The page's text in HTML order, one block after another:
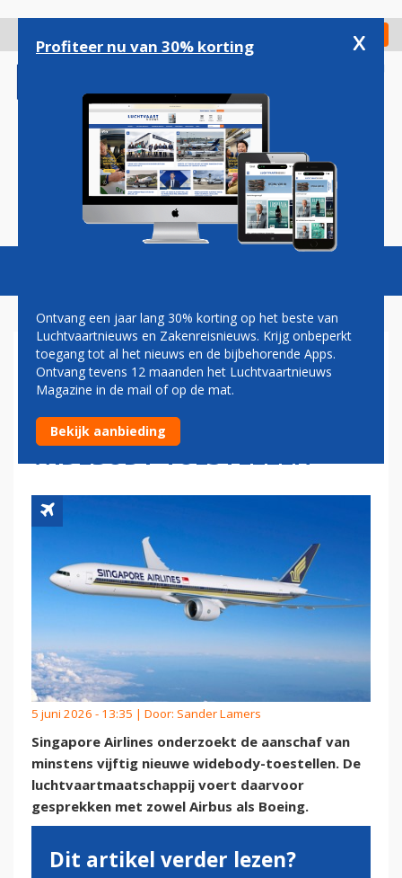
gaan
Check in
Magazine Podcasts Vacatures
SINGAPORE AIRLINES FLIRT
MET AIRBUS EN BOEING OVER
ORDER VAN TIENTALLEN
WIDEBODY-TOESTELLEN
5 juni 2026 - 13:35 | Door: Sander Lamers
Singapore Airlines onderzoekt de aanschaf van
minstens vijftig nieuwe widebody-toestellen. De
luchtvaartmaatschappij voert daarvoor
gesprekken met zowel Airbus als Boeing.
Dit artikel verder lezen?
Profiteer nu van 30% korting x
Ontvang een jaar lang 30% korting op het beste van
Luchtvaartnieuws en Zakenreisnieuws. Krijg onbeperkt
toegang tot al het nieuws en de bijbehorende Apps.
Ontvang tevens 12 maanden het Luchtvaartnieuws
Magazine in de mail of op de mat.
Bekijk aanbieding